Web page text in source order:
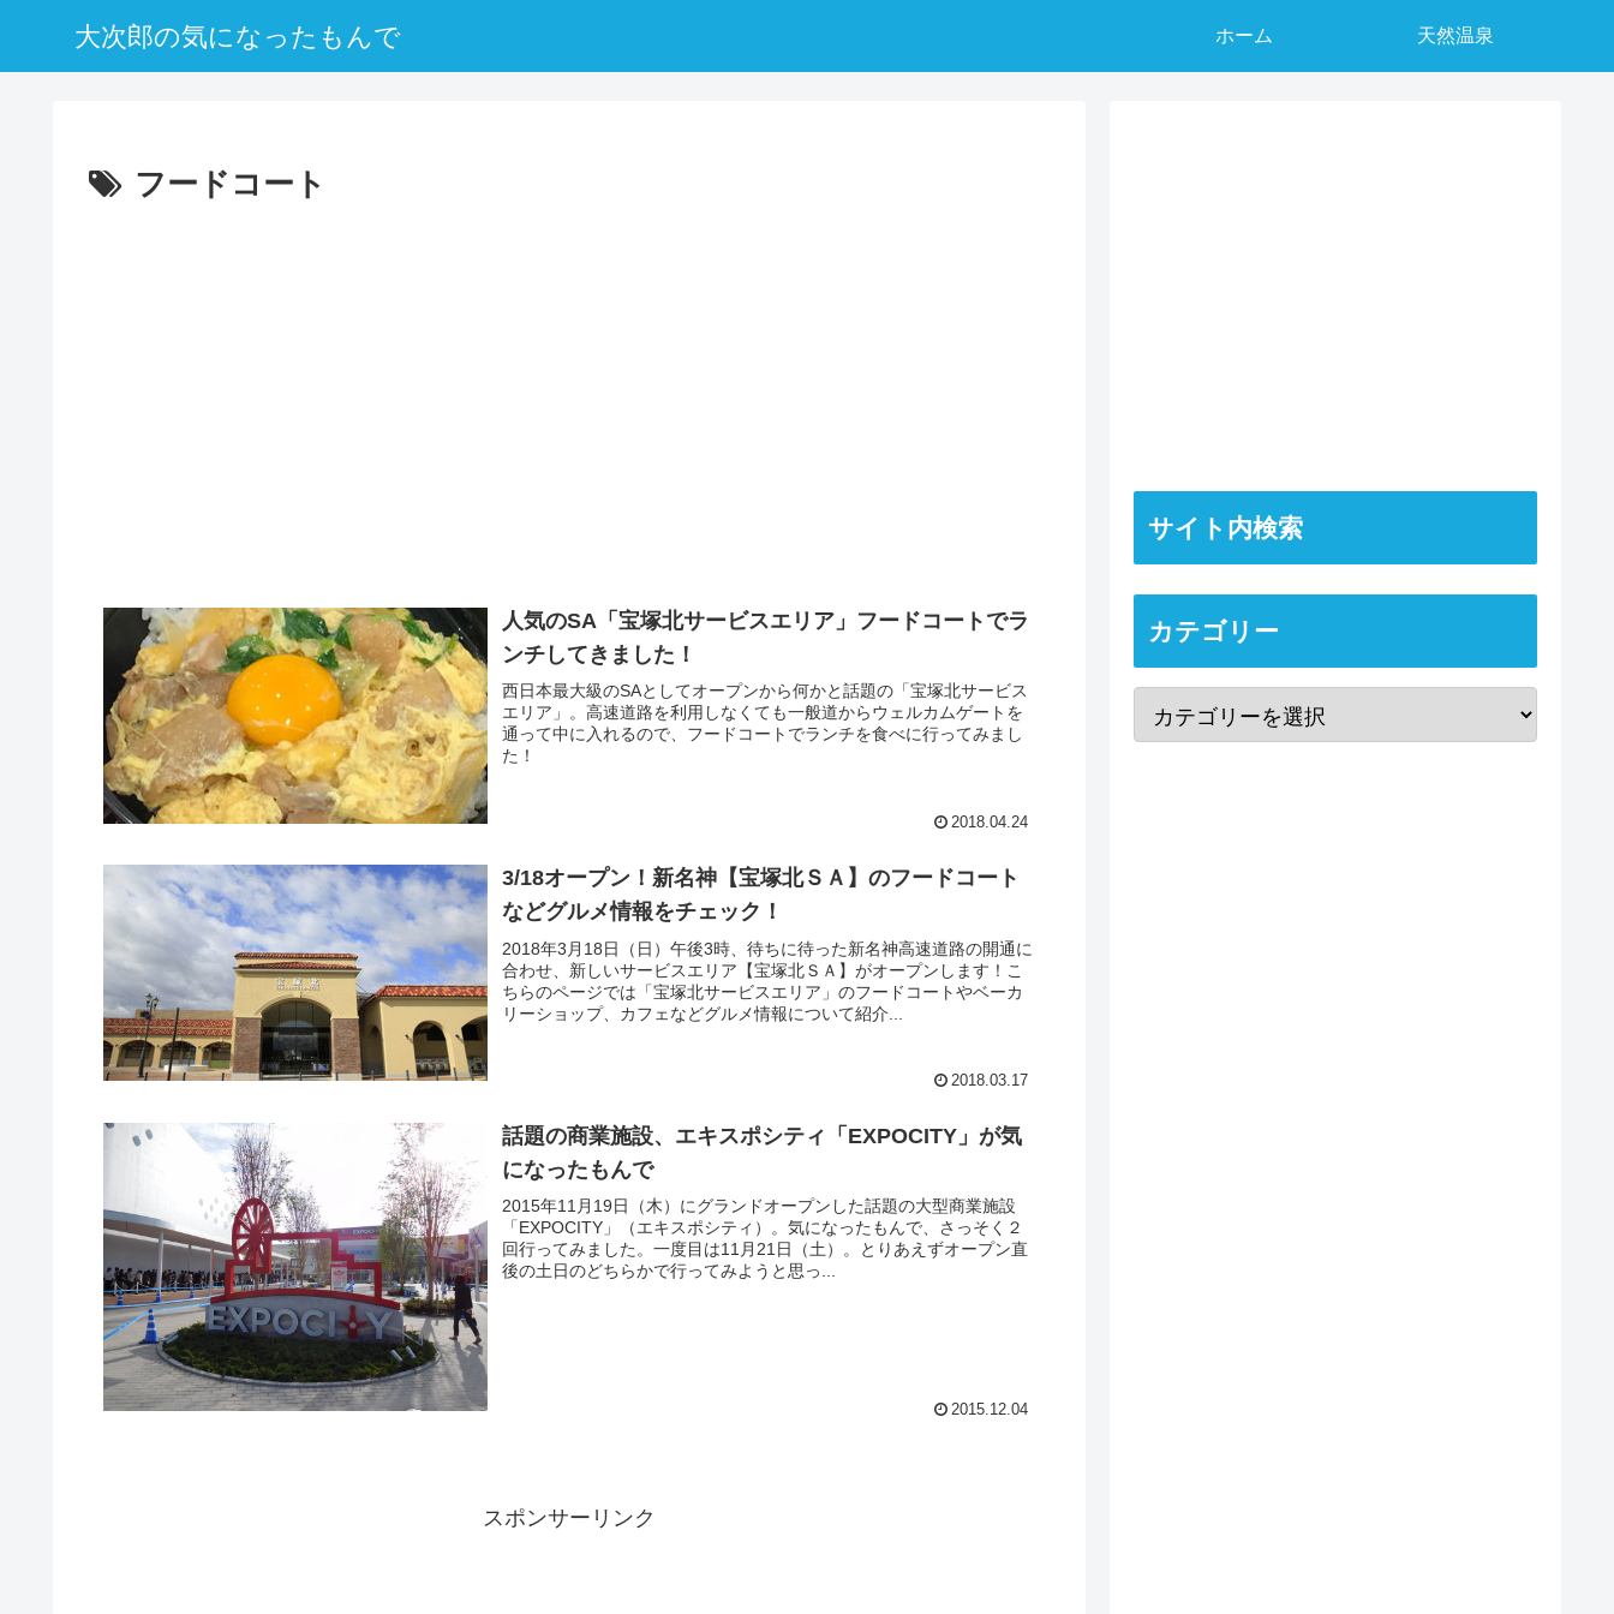
大次郎の気になったもんで ホーム 天然温泉
フードコート
人気のSA「宝塚北サービスエリア」フードコートでラ
ンチしてきました！
西日本最大級のSAとしてオープンから何かと話題の「宝塚北サービス
エリア」。高速道路を利用しなくても一般道からウェルカムゲートを
通って中に入れるので、フードコートでランチを食べに行ってみまし
た！
2018.04.24
3/18オープン！新名神【宝塚北ＳＡ】のフードコート
などグルメ情報をチェック！
2018年3月18日（日）午後3時、待ちに待った新名神高速道路の開通に
合わせ、新しいサービスエリア【宝塚北ＳＡ】がオープンします！こ
ちらのページでは「宝塚北サービスエリア」のフードコートやベーカ
リーショップ、カフェなどグルメ情報について紹介...
2018.03.17
話題の商業施設、エキスポシティ「EXPOCITY」が気
になったもんで
2015年11月19日（木）にグランドオープンした話題の大型商業施設
「EXPOCITY」（エキスポシティ）。気になったもんで、さっそく２
回行ってみました。一度目は11月21日（土）。とりあえずオープン直
後の土日のどちらかで行ってみようと思っ...
2015.12.04
スポンサーリンク
サイト内検索
カテゴリー